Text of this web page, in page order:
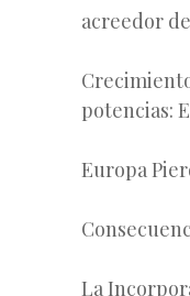
acreedor
potencias:
Europa
La